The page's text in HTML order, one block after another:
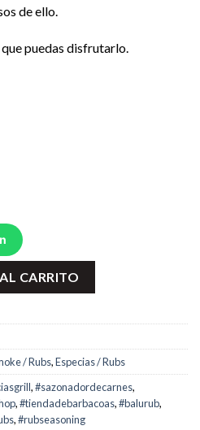
de ello.
puedas disfrutarlo.
/ BALU RUB 200 gr. cantidad
CARRITO
/ Rubs,Especias / Rubs
,#sazonadordecarnes,
,#tiendadebarbacoas,#balurub,
,#rubseasoning